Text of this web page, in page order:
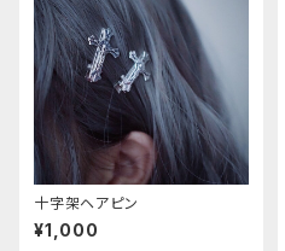
十字架ヘアピン
¥1,000